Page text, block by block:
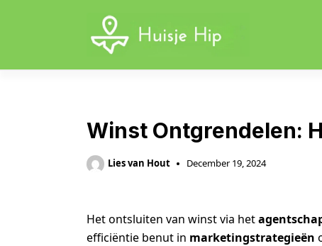
Winst Ontgrendelen:
Lies van Hout December 19, 2024
Het ontsluiten van winst via het
efficiëntie benut in marketingstrategieën